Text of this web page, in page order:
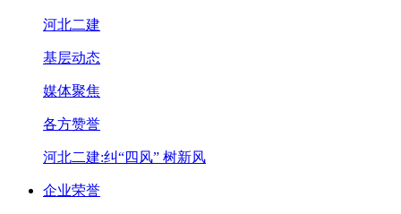
河北二建
基层动态
媒体聚焦
各方赞誉
河北二建:纠“四风” 树新风
企业荣誉